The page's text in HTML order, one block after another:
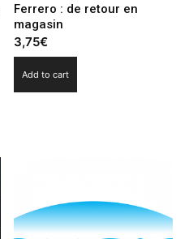
Ferrero : de retour en
magasin
3,75€
Add to cart